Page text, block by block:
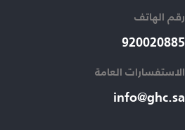
رقم الهاتف​
920020885​
الاستفسارات العامة ​
info@ghc.sa​